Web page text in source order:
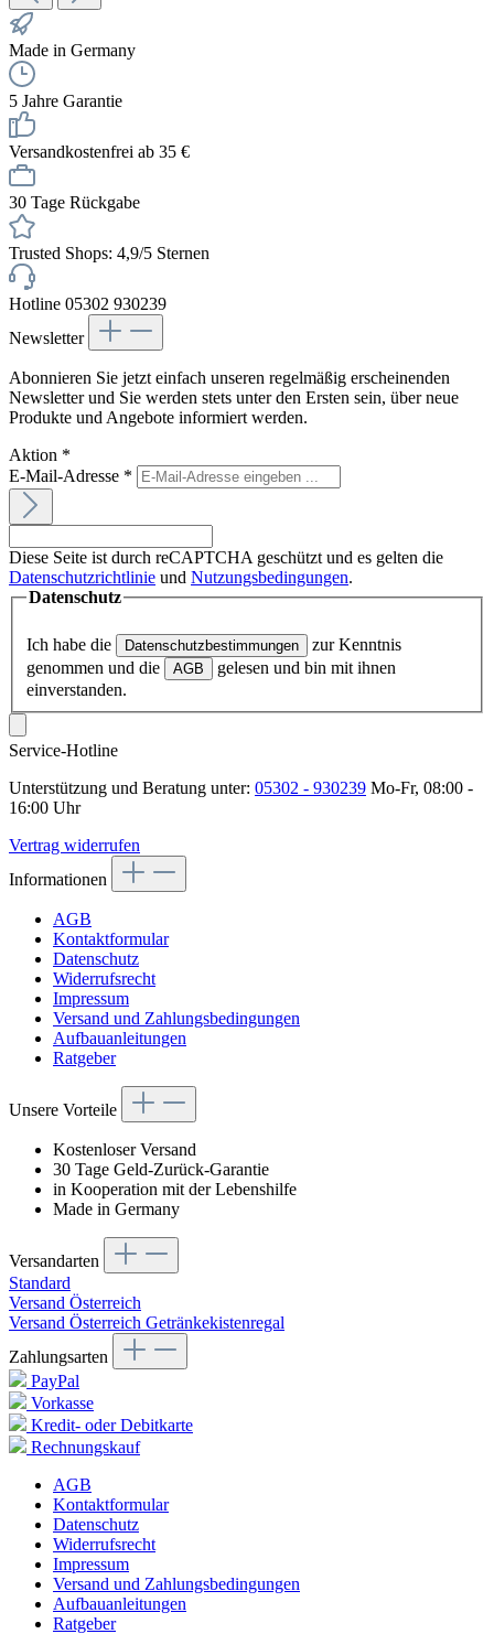
Made in Germany
5 Jahre Garantie
Versandkostenfrei ab 35 €
30 Tage Rückgabe
Trusted Shops: 4,9/5 Sternen
Hotline 05302 930239
Newsletter
Abonnieren Sie jetzt einfach unseren regelmäßig erscheinenden
Newsletter und Sie werden stets unter den Ersten sein, über neue
Produkte und Angebote informiert werden.
Aktion *
E-Mail-Adresse *
Diese Seite ist durch reCAPTCHA geschützt und es gelten die
Datenschutzrichtlinie und Nutzungsbedingungen.
Datenschutz
Ich habe die Datenschutzbestimmungen
zur Kenntnis
genommen und die
AGB
gelesen und bin mit ihnen
einverstanden.
Service-Hotline
Unterstützung und Beratung unter: 05302 - 930239 Mo-Fr, 08:00 -
16:00 Uhr
Vertrag widerrufen
Informationen
AGB
Kontaktformular
Datenschutz
Widerrufsrecht
Impressum
Versand und Zahlungsbedingungen
Aufbauanleitungen
Ratgeber
Unsere Vorteile
Kostenloser Versand
30 Tage Geld-Zurück-Garantie
in Kooperation mit der Lebenshilfe
Made in Germany
Versandarten
Standard
Versand Österreich
Versand Österreich Getränkekistenregal
Zahlungsarten
PayPal
Vorkasse
Kredit- oder Debitkarte
Rechnungskauf
AGB
Kontaktformular
Datenschutz
Widerrufsrecht
Impressum
Versand und Zahlungsbedingungen
Aufbauanleitungen
Ratgeber